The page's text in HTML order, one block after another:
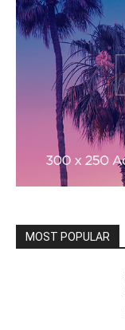
MOST POPULAR